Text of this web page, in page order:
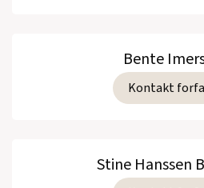
Bente
Kontakt
Stine Hanssen